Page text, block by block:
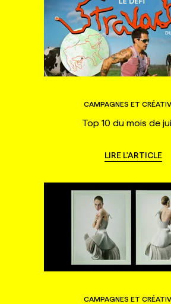
CAMPAGNES ET
Top 10 du mois de
LIRE L'ARTICLE
CAMPAGNES ET